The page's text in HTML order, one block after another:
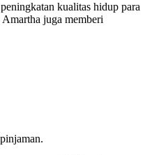
kualitas hidup para
juga memberi